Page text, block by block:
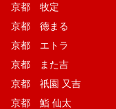
京都 牧定
京都 徳まる
京都 エトラ
京都 また吉
京都 祇園 又吉
京都 鮨 仙太